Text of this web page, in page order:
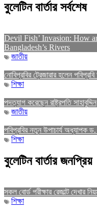
বুলেটিন বার্তার সর্বশেষ
Devil Fish’ Invasion: How
Bangladesh’s Rivers
জাতীয়
নোবিপ্রবির ট্রেজারার হলেন
শিক্ষা
পদত্যাগ করেছেন রাষ্ট্রপতি সাহাবুদ্দিন
জাতীয়
পবিপ্রবির নতুন উপাচার্য অধ্যাপক
শিক্ষা
বুলেটিন বার্তার জনপ্রিয়
সকল বোর্ড পরীক্ষার রেজাল্ট দেখার
শিক্ষা